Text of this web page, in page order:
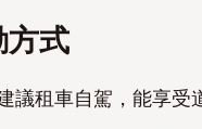
式
租車自駕，能享受